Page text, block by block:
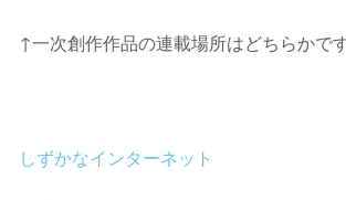
↑一次創作作品の連載場所はどちらかで
しずかなインターネット